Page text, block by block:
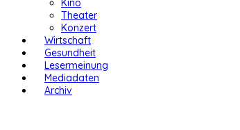
Kino
Theater
Konzert
Wirtschaft
Gesundheit
Lesermeinung
Mediadaten
Archiv